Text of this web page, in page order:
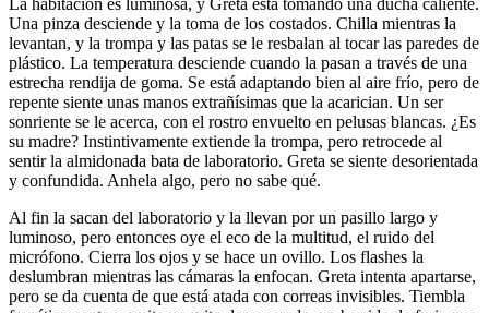
Una pinza desciende y la toma de los costados. Chilla mientras la
levantan, y la trompa y las patas se le resbalan al tocar las paredes de
plástico. La temperatura desciende cuando la pasan a través de una
estrecha rendija de goma. Se está adaptando bien al aire frío, pero de
repente siente unas manos extrañísimas que la acarician. Un ser
sonriente se le acerca, con el rostro envuelto en pelusas blancas. ¿Es
su madre? Instintivamente extiende la trompa, pero retrocede al
sentir la almidonada bata de laboratorio. Greta se siente desorientada
y confundida. Anhela algo, pero no sabe qué.
Al fin la sacan del laboratorio y la llevan por un pasillo largo y
luminoso, pero entonces oye el eco de la multitud, el ruido del
micrófono. Cierra los ojos y se hace un ovillo. Los flashes la
deslumbran mientras las cámaras la enfocan. Greta intenta apartarse,
pero se da cuenta de que está atada con correas invisibles. Tiembla